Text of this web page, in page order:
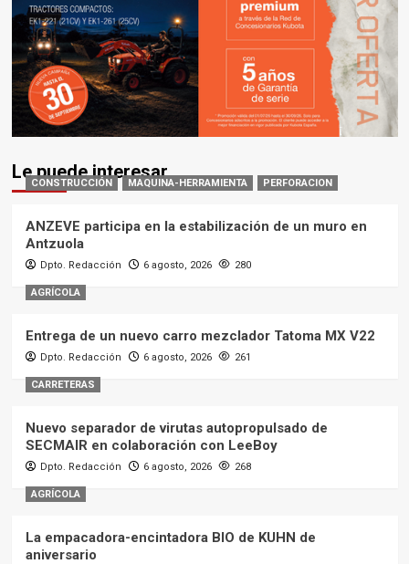
Le puede interesar
CONSTRUCCIÓN MAQUINA-HERRAMIENTA PERFORACION
ANZEVE participa en la estabilización de un muro en
Antzuola
Dpto. Redacción 6 agosto, 2026 280
AGRÍCOLA
Entrega de un nuevo carro mezclador Tatoma MX V22
Dpto. Redacción 6 agosto, 2026 261
CARRETERAS
Nuevo separador de virutas autopropulsado de
SECMAIR en colaboración con LeeBoy
Dpto. Redacción 6 agosto, 2026 268
AGRÍCOLA
La empacadora-encintadora BIO de KUHN de
aniversario